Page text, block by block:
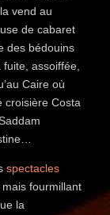
vend au
de cabaret
des bédouins
assoiffée,
Caire où
croisière Costa
spectacles
mais fourmillant
la